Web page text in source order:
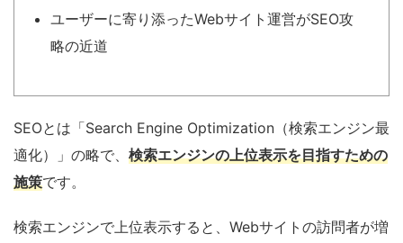
ユーザーに寄り添ったWebサイト運営がSEO攻
略の近道
SEOとは「Search Engine Optimization（検索エンジン最
適化）」の略で、 検索エンジンの上位表示を目指すための
施策です。
検索エンジンで上位表示すると、Webサイトの訪問者が増